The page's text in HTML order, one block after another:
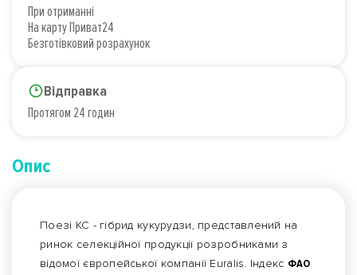
При отриманні
На карту Приват24
Безготівковий розрахунок
Відправка
Протягом 24 годин
Опис
Поезі КС - гібрид кукурудзи, представлений на
ринок селекційної продукції розробниками з
відомої європейської компанії Euralis. Індекс ФАО